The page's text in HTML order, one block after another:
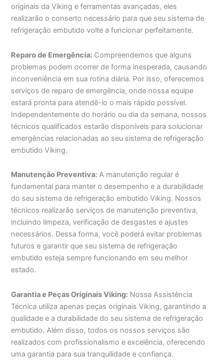
originais da Viking e ferramentas avançadas, eles
realizarão o conserto necessário para que seu sistema de
refrigeração embutido volte a funcionar perfeitamente.
Reparo de Emergência: Compreendemos que alguns
problemas podem ocorrer de forma inesperada, causando
inconveniência em sua rotina diária. Por isso, oferecemos
serviços de reparo de emergência, onde nossa equipe
estará pronta para atendê-lo o mais rápido possível.
Independentemente do horário ou dia da semana, nossos
técnicos qualificados estarão disponíveis para solucionar
emergências relacionadas ao seu sistema de refrigeração
embutido Viking.
Manutenção Preventiva: A manutenção regular é
fundamental para manter o desempenho e a durabilidade
do seu sistema de refrigeração embutido Viking. Nossos
técnicos realizarão serviços de manutenção preventiva,
incluindo limpeza, verificação de desgastes e ajustes
necessários. Dessa forma, você poderá evitar problemas
futuros e garantir que seu sistema de refrigeração
embutido esteja sempre funcionando em seu melhor
estado.
Garantia e Peças Originais Viking: Nossa Assistência
Técnica utiliza apenas peças originais Viking, garantindo a
qualidade e a durabilidade do seu sistema de refrigeração
embutido. Além disso, todos os nossos serviços são
realizados com profissionalismo e excelência, oferecendo
uma garantia para sua tranquilidade e confiança.